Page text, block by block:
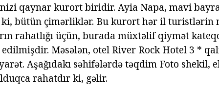
qaynar kurort biridir. Ayia Napa, mavi
bütün çimərliklər. Bu kurort hər il turistlərin
rahatlığı üçün, burada müxtəlif qiymət
Məsələn, otel River Rock Hotel 3 *
Aşağıdakı səhifələrdə təqdim Foto shekil,
rahatdır ki, gəlir.